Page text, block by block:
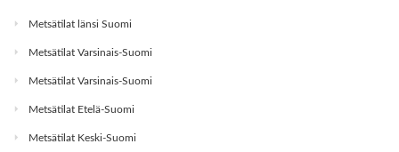
Metsätilat länsi Suomi
Metsätilat Varsinais-Suomi
Metsätilat Varsinais-Suomi
Metsätilat Etelä-Suomi
Metsätilat Keski-Suomi